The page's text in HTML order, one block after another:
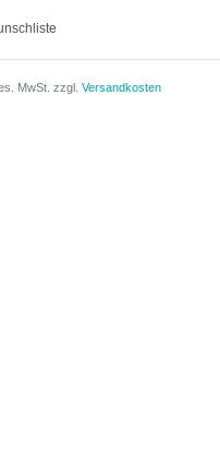
MwSt. zzgl. Versandkosten